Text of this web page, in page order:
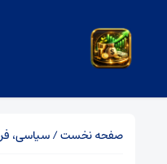
صفحه نخست/سیاسی،